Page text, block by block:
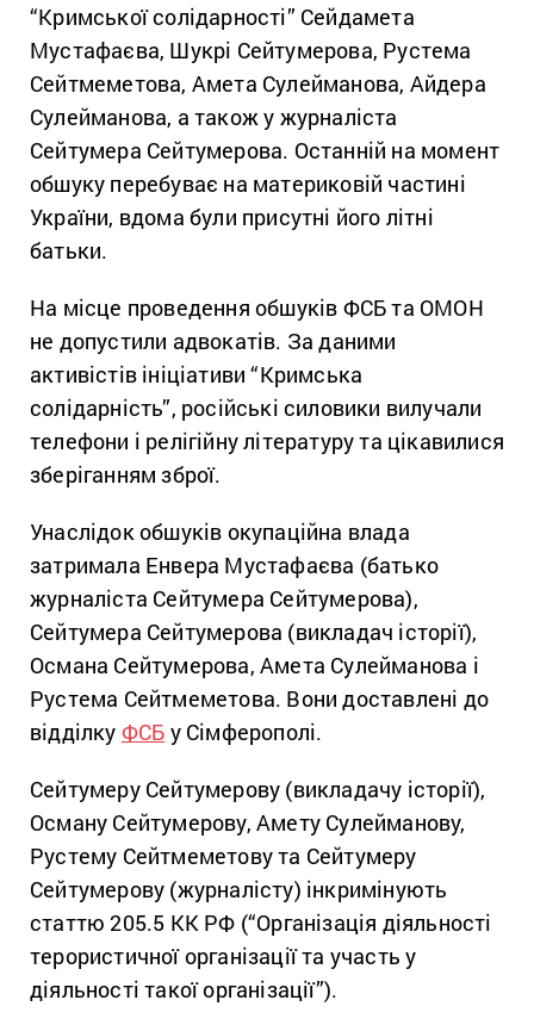
“Кримської солідарності” Сейдамета
Мустафаєва, Шукрі Сейтумерова, Рустема
Сейтмеметова, Амета Сулейманова, Айдера
Сулейманова, а також у журналіста
Сейтумера Сейтумерова. Останній на момент
обшуку перебуває на материковій частині
України, вдома були присутні його літні
батьки.
На місце проведення обшуків ФСБ та ОМОН
не допустили адвокатів. За даними
активістів ініціативи “Кримська
солідарність”, російські силовики вилучали
телефони і релігійну літературу та цікавилися
зберіганням зброї.
Унаслідок обшуків окупаційна влада
затримала Енвера Мустафаєва (батько
журналіста Сейтумера Сейтумерова),
Сейтумера Сейтумерова (викладач історії),
Османа Сейтумерова, Амета Сулейманова і
Рустема Сейтмеметова. Вони доставлені до
відділку ФСБ у Сімферополі.
Сейтумеру Сейтумерову (викладачу історії),
Осману Сейтумерову, Амету Сулейманову,
Рустему Сейтмеметову та Сейтумеру
Сейтумерову (журналісту) інкримінують
статтю 205.5 КК РФ (“Організація діяльності
терористичної організації та участь у
діяльності такої організації”).